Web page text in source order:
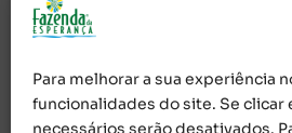
Para melhorar a sua experiência
funcionalidades do site. Se clicar
necessários serão desativados.
Embaixadores
receberam com alegria